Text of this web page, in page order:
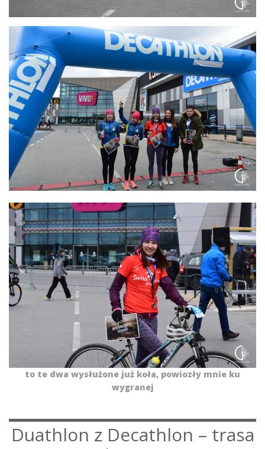
to te dwa wysłużone już koła, powiozły mnie ku
wygranej
Duathlon z Decathlon – trasa